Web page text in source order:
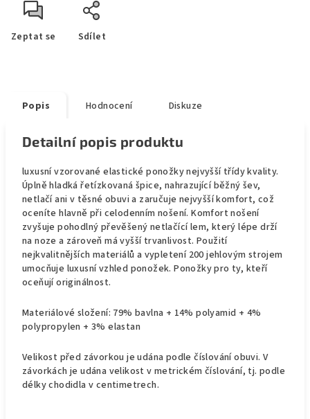
Zeptat se Sdílet
Popis Hodnocení Diskuze
Detailní popis produktu
luxusní vzorované elastické ponožky nejvyšší třídy kvality.
Úplně hladká řetízkovaná špice, nahrazující běžný šev,
netlačí ani v těsné obuvi a zaručuje nejvyšší komfort, což
oceníte hlavně při celodenním nošení. Komfort nošení
zvyšuje pohodlný převěšený netlačící lem, který lépe drží
na noze a zároveň má vyšší trvanlivost. Použití
nejkvalitnějších materiálů a vypletení 200 jehlovým strojem
umocňuje luxusní vzhled ponožek. Ponožky pro ty, kteří
oceňují originálnost.
Materiálové složení: 79% bavlna + 14% polyamid + 4%
polypropylen + 3% elastan
Velikost před závorkou je udána podle číslování obuvi. V
závorkách je udána velikost v metrickém číslování, tj. podle
délky chodidla v centimetrech.